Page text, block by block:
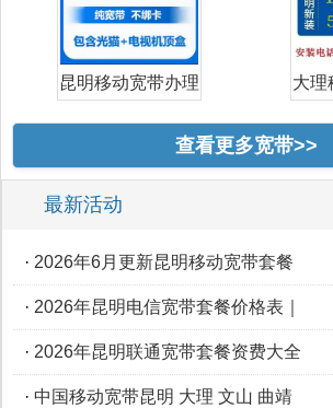
昆明移动宽带办理
大理
查看更多宽带>>
最新活动
· 2026年6月更新昆明移动宽带套餐
· 2026年昆明电信宽带套餐价格表｜
· 2026年昆明联通宽带套餐资费大全
· 中国移动宽带昆明 大理 文山 曲靖